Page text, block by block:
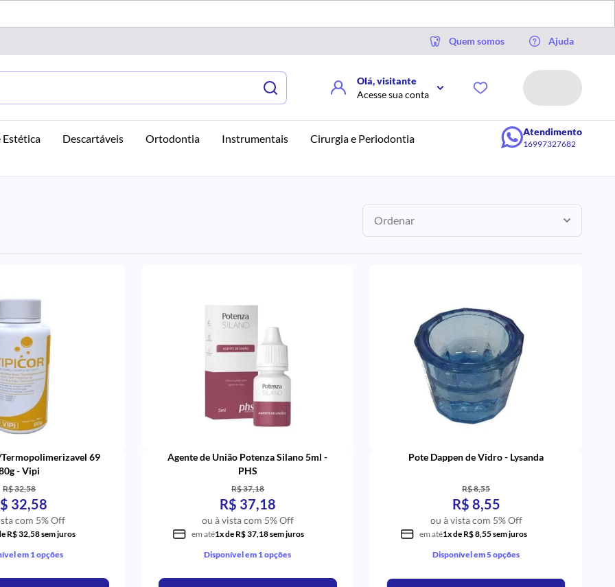
Quem somos Ajuda
Olá, visitante
Acesse sua conta
Estética Descartáveis Ortodontia Instrumentais Cirurgia e Periodontia
Atendimento
16997327682
Ordenar
69
- Vipi
R$ 32,58
32,58
com 5% Off
R$ 32,58 sem juros
em 1 opções
Agente de União Potenza Silano 5ml -
PHS
R$ 37,18
R$ 37,18
ou à vista com 5% Off
em até1x de R$ 37,18 sem juros
Disponível em 1 opções
Pote Dappen de Vidro - Lysanda
R$ 8,55
R$ 8,55
ou à vista com 5% Off
em até1x de R$ 8,55 sem juros
Disponível em 5 opções